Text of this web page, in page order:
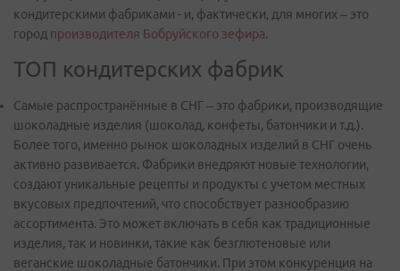
кондитерскими фабриками - и, фактически, для многих – это
город производителя Бобруйского зефира.
ТОП кондитерских фабрик
Самые распространённые в СНГ – это фабрики, производящие
шоколадные изделия (шоколад, конфеты, батончики и т.д.).
Более того, именно рынок шоколадных изделий в СНГ очень
активно развивается. Фабрики внедряют новые технологии,
создают уникальные рецепты и продукты с учетом местных
вкусовых предпочтений, что способствует разнообразию
ассортимента. Это может включать в себя как традиционные
изделия, так и новинки, такие как безглютеновые или
веганские шоколадные батончики. При этом конкуренция на